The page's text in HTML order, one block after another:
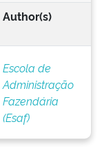
Author(s)
Escola de
Administração
Fazendária
(Esaf)